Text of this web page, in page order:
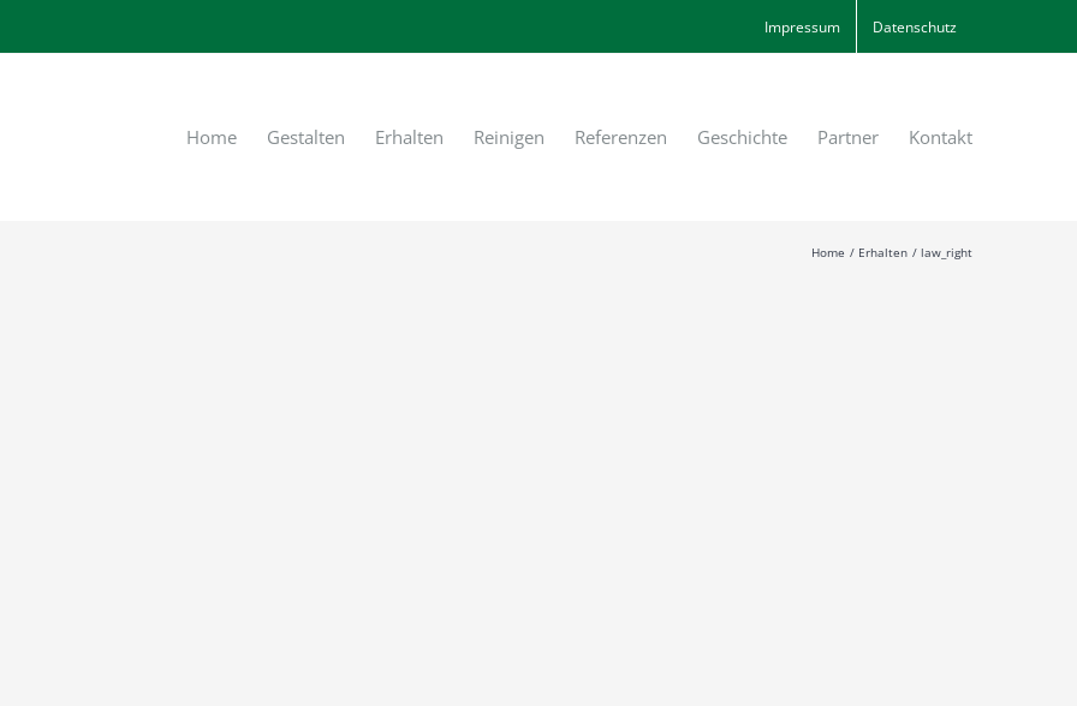
Impressum Datenschutz
Home Gestalten Erhalten Reinigen Referenzen Geschichte Partner Kontakt
Home Erhalten law_right